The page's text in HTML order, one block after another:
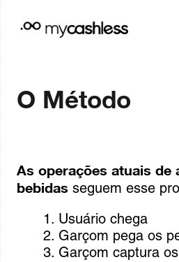
para
Preços
English
Español
O Método
As operações atuais de
bebidas seguem esse
Usuário chega
Garçom pega os
Garçom captura